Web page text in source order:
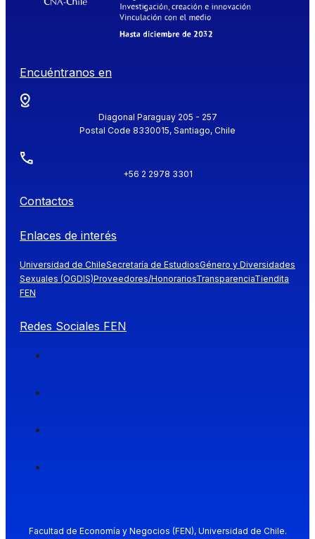
Encuéntranos en
Diagonal Paraguay 205 - 257
Postal Code 8330015, Santiago, Chile
+56 2 2978 3301
Contactos
Enlaces de interés
Universidad de ChileSecretaría de EstudiosGénero y Diversidades
Sexuales (OGDIS)Proveedores/HonorariosTransparenciaTiendita
FEN
Redes Sociales FEN
Facultad de Economía y Negocios (FEN), Universidad de Chile.